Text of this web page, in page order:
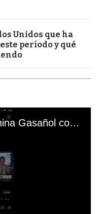
Unidos que ha
período y qué
El mal momento de Yanina Gasañol con un hincha argentino en "Subrayado"